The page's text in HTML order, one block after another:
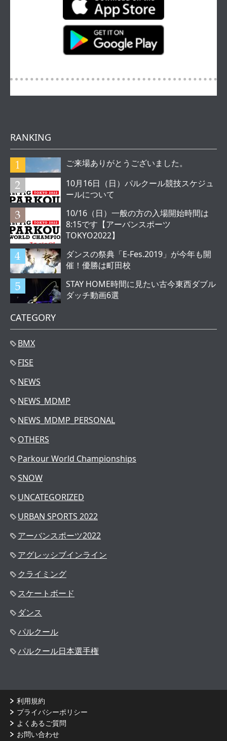
RANKING
ご来場ありがとうございました。
10月16日（日）パルクール競技スケジュ
ールについて
10/16（日）一般の方の入場開始時間は
8:15です【アーバンスポーツ
TOKYO2022】
ダンスの祭典「E-Fes.2019」が今年も開
催！優勝は町田校
STAY HOME時間に見たい古今東西ダブル
ダッチ動画6選
CATEGORY
BMX
FISE
NEWS
NEWS_MDMP
NEWS_MDMP_PERSONAL
OTHERS
Parkour World Championships
SNOW
UNCATEGORIZED
URBAN SPORTS 2022
アーバンスポーツ2022
アグレッシブインライン
クライミング
スケートボード
ダンス
パルクール
パルクール日本選手権
利用規約
プライバシーポリシー
よくあるご質問
お問い合わせ